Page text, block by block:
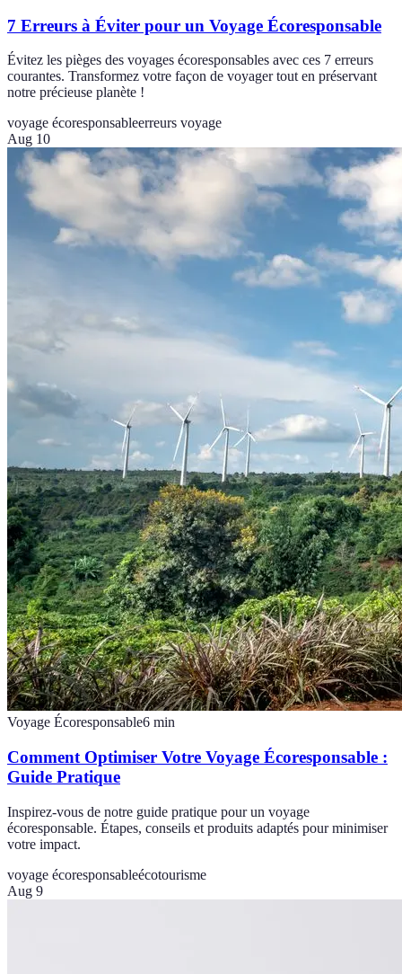
7 Erreurs à Éviter pour un Voyage Écoresponsable
Évitez les pièges des voyages écoresponsables avec ces 7 erreurs
courantes. Transformez votre façon de voyager tout en préservant
notre précieuse planète !
voyage écoresponsableerreurs voyage
Aug 10
Voyage Écoresponsable6 min
Comment Optimiser Votre Voyage Écoresponsable :
Guide Pratique
Inspirez-vous de notre guide pratique pour un voyage
écoresponsable. Étapes, conseils et produits adaptés pour minimiser
votre impact.
voyage écoresponsableécotourisme
Aug 9